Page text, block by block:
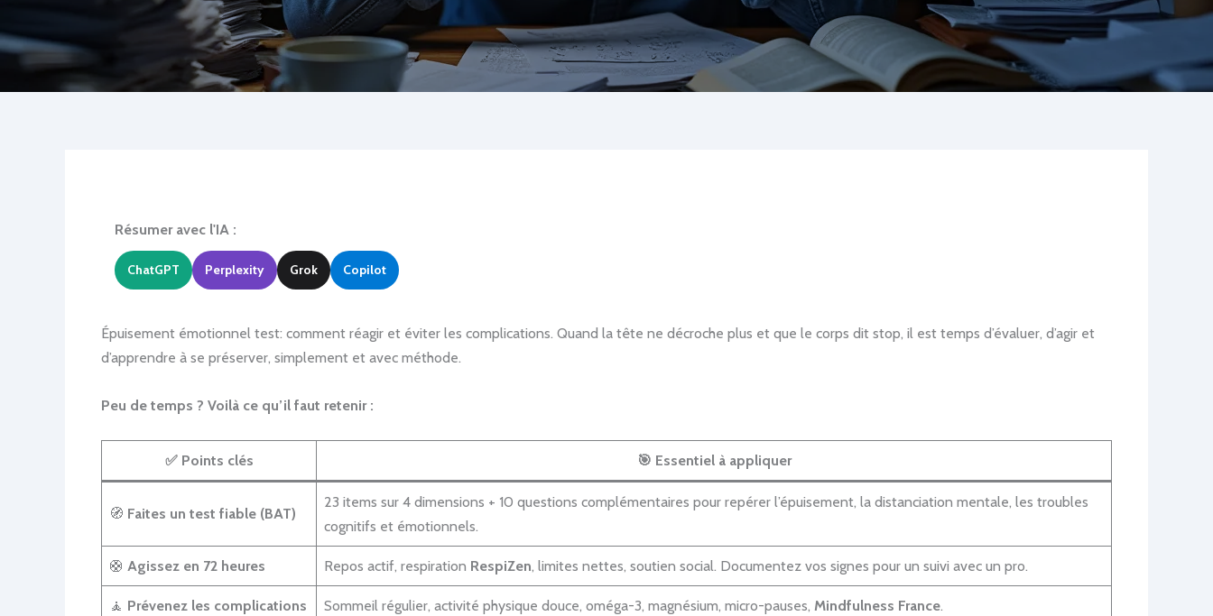
Résumer avec l'IA :
ChatGPT Perplexity Grok Copilot
Épuisement émotionnel test: comment réagir et éviter les complications. Quand la tête ne décroche plus et que le corps dit stop, il est temps d’évaluer, d’agir et
d’apprendre à se préserver, simplement et avec méthode.
Peu de temps ? Voilà ce qu’il faut retenir :
✅ Points clés 🎯 Essentiel à appliquer
🧭 Faites un test fiable (BAT)
23 items sur 4 dimensions + 10 questions complémentaires pour repérer l’épuisement, la distanciation mentale, les troubles
cognitifs et émotionnels.
🛟 Agissez en 72 heures Repos actif, respiration RespiZen, limites nettes, soutien social. Documentez vos signes pour un suivi avec un pro.
🧘 Prévenez les complications Sommeil régulier, activité physique douce, oméga-3, magnésium, micro-pauses, Mindfulness France.